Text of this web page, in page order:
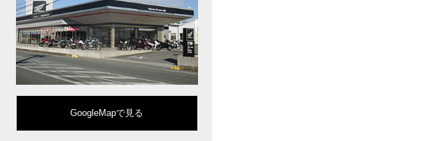
「CB1300 SUPER FOUR」「CB1300 SUPER BOL D’OR」ならびに「CB1300 SUPER FOUR SP」「CB1300 SUPER BOL D’OR SP」に先進の
大型クルーザーモデル「Rebel 1100」を新発売!!
よりスポーティーなイメージを強化『CBR650R』を発表!
Neo Sports Caféシリーズのミドルクラスモデル『CB650R』を発表！
フルモデルチェンジした 新型「PCX」「PCX160」「PCX e:HEV」を発表!
国内販売を予定するグローバルモデルがHondaバイクWebサイトで公開されました！
「CRF250L」「CRF250 RALLY」をフルモデルチェンジし発表！
GoogleMapで見る